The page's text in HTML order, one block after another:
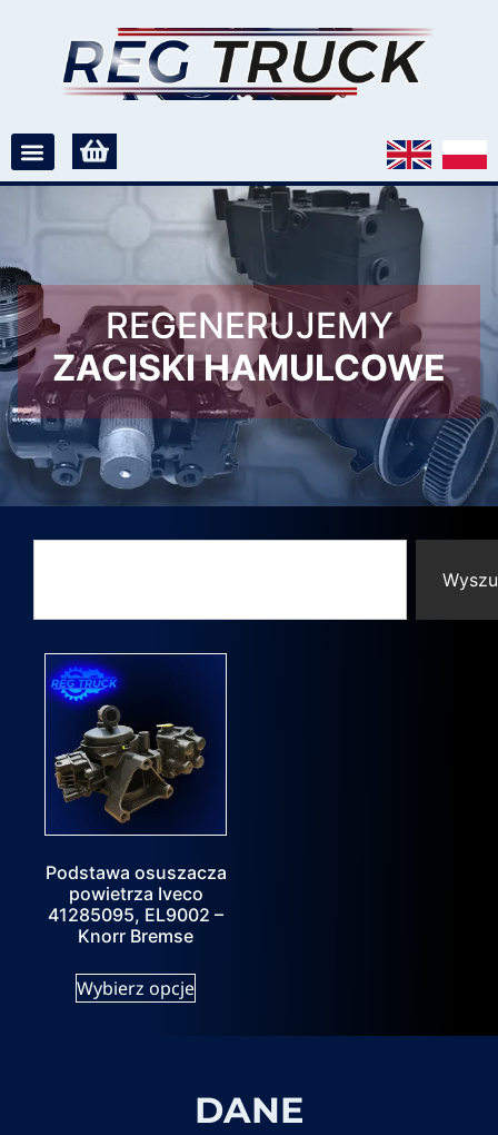
REGENERUJEMY
ZACISKI HAMULCOWE
Podstawa osuszacza
powietrza Iveco
41285095, EL9002 –
Knorr Bremse
Wybierz opcje
DANE